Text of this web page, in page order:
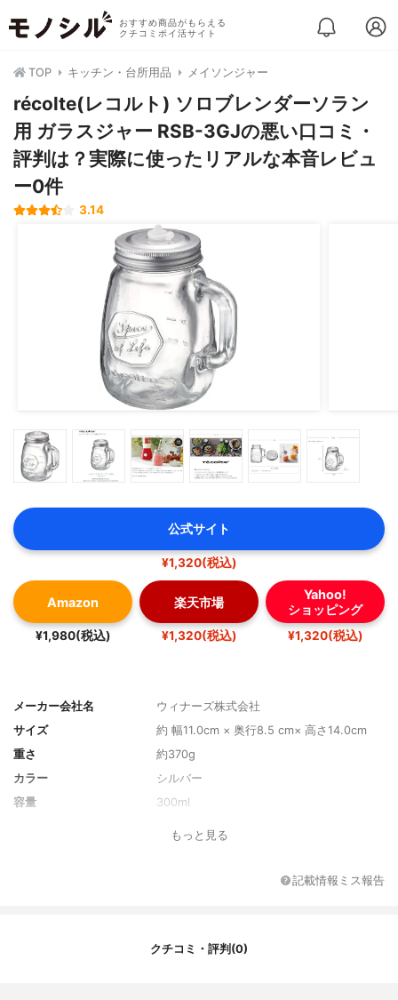
おすすめ商品がもらえる
クチコミポイ活サイト
TOP キッチン・台所用品 メイソンジャー
récolte(レコルト) ソロブレンダーソラン
用 ガラスジャー RSB-3GJの悪い口コミ・
評判は？実際に使ったリアルな本音レビュ
ー0件
3.14
公式サイト
¥1,320(税込)
Amazon
¥1,980(税込)
楽天市場
¥1,320(税込)
Yahoo!
ショッピング
¥1,320(税込)
メーカー会社名
ウィナーズ株式会社
サイズ
約 幅11.0cm × 奥行8.5 cm× 高さ14.0cm
重さ
約370g
カラー
シルバー
容量
300ml
ガラスジャー：ガラスメタルキャップ：鋼
もっと見る
記載情報ミス報告
クチコミ・評判(0)